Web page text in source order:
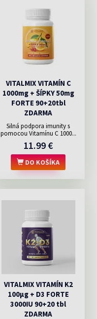
VITALMIX VITAMÍN C
1000mg + ŠÍPKY 50mg
FORTE 90+20tbl
ZDARMA
Silná podpora imunity s
pomocou Vitamínu C 1000...
11.99 €
DO KOŠÍKA
VITALMIX VITAMÍN K2
100µg + D3 FORTE
3000IU 90+20 tbl
ZDARMA